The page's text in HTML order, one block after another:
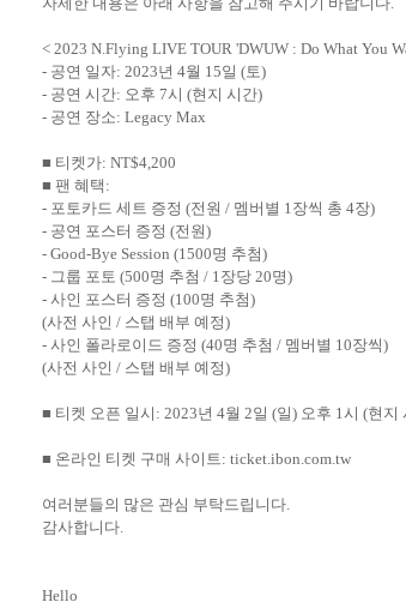
< 2023 N.Flying LIVE TOUR 'DWUW : Do What You
- 공연 일자: 2023년 4월 15일 (토)
- 공연 시간: 오후 7시 (현지 시간)
- 공연 장소: Legacy Max
■ 티켓가: NT$4,200
■ 팬 혜택 :
- 포토카드 세트 증정 (전원 / 멤버별 1장씩 총 4장)
- 공연 포스터 증정 (전원)
- Good-Bye Session (1500명 추첨)
- 그룹 포토 (500명 추첨 / 1장당 20명)
- 사인 포스터 증정 (100명 추첨)
(사전 사인 / 스탭 배부 예정)
- 사인 폴라로이드 증정 (40명 추첨 / 멤버별 10장씩)
(사전 사인 / 스탭 배부 예정)
■ 티켓 오픈 일시 : 2023년 4월 2일 (일) 오후 1시 (현지
■ 온라인 티켓 구매 사이트: ticket.ibon.com.tw
여러분들의 많은 관심 부탁드립니다.
감사합니다.
Hello